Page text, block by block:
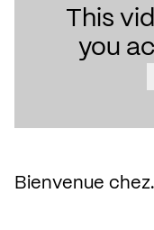
This
you
Bienvenue